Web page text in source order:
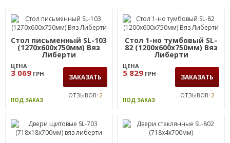
Стол письменный SL-103
(1270х600х750мм) Вяз
Либерти
ЦЕНА
3 069 ГРН ЗАКАЗАТЬ
ПОД ЗАКАЗ
ОТЗЫВОВ: 2
Стол 1-но тумбовый SL-
82 (1200х600х750мм) Вяз
Либерти
ЦЕНА
5 829 ГРН ЗАКАЗАТЬ
ПОД ЗАКАЗ
ОТЗЫВОВ: 2